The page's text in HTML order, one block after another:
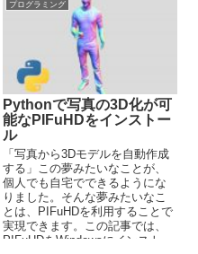
プログラミング
Pythonで写真の3D化が可
能なPIFuHDをインストー
ル
「写真から3Dモデルを自動作成
する」この夢みたいなことが、
個人でも自宅でできるようにな
りました。そんな夢みたいなこ
とは、PIFuHDを利用することで
実現できます。この記事では、
PIFuHDをWindowsにインストー